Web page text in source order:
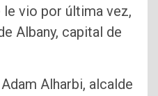
vio por última vez,
Albany, capital de
Alharbi, alcalde